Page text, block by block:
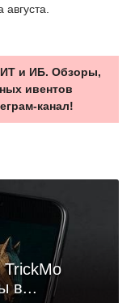
и ИБ. Обзоры,
ивентов
канал!
TrickMo
в...